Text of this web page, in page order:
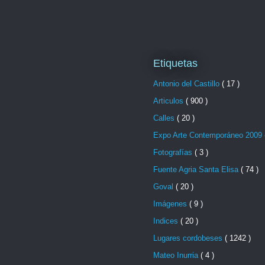
Etiquetas
Antonio del Castillo ( 17 )
Articulos ( 900 )
Calles ( 20 )
Expo Arte Contemporáneo 2009
Fotografías ( 3 )
Fuente Agria Santa Elisa ( 74 )
Goval ( 20 )
Imágenes ( 9 )
Indices ( 20 )
Lugares cordobeses ( 1242 )
Mateo Inurria ( 4 )